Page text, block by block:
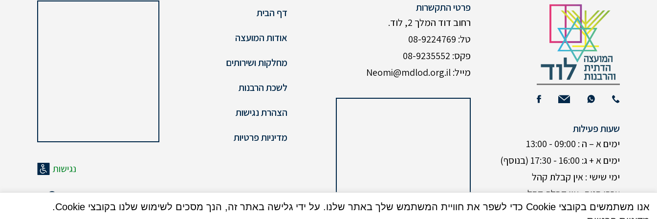
דף הבית
אודות המועצה
מחלקות ושירותים
לשכת הרבנות
הצהרת נגישות
מדיניות פרטיות
פרטי התקשרות
רחוב דוד המלך 2, לוד.
טל: 08-9224769
פקס: 08-9235552
מייל: Neomi@mdlod.org.il
שעות פעילות
ימים א – ה : 09:00 - 13:00
ימים א + ג: 16:00 - 17:30 (בנוסף)
ימי שישי : אין קבלת קהל
ערבי חגים : אין קבלת קהל
אנו משתמשים בקובצי Cookie כדי לשפר את חוויית המשתמש שלך באתר שלנו. על ידי גלישה באתר זה, הנך מסכים לשימוש שלנו בקובצי Cookie.